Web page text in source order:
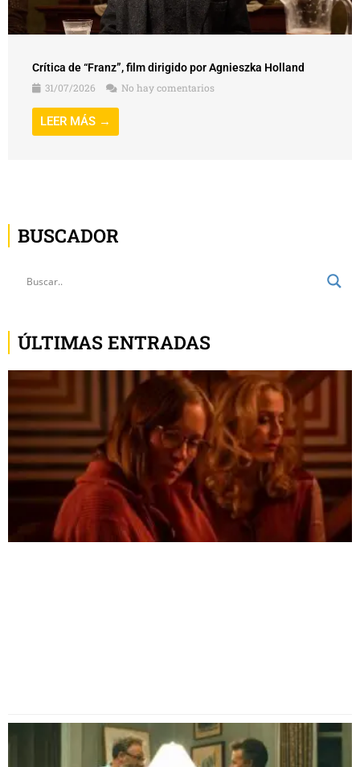
Crítica de “Franz”, film dirigido por Agnieszka Holland
31/07/2026
No hay comentarios
LEER MÁS →
BUSCADOR
ÚLTIMAS ENTRADAS